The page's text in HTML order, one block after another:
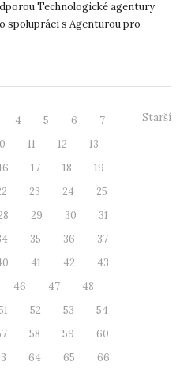
Technologické agentury
spolupráci s Agenturou pro
4 5 6
7
11 12
13
17 18
19
23 24
25
29 30
31
35 36
37
41 42
43
46 47
48
52 53
54
58 59
60
64 65
66
Starší